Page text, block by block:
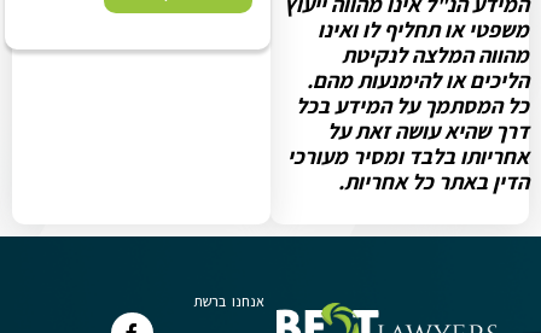
משפטי או תחליף לו ואינו
מהווה המלצה לנקיטת
הליכים או להימנעות מהם.
כל המסתמך על המידע בכל
דרך שהיא עושה זאת על
אחריותו בלבד ומסיר מעורכי
הדין באתר כל אחריות.
אנחנו ברשת